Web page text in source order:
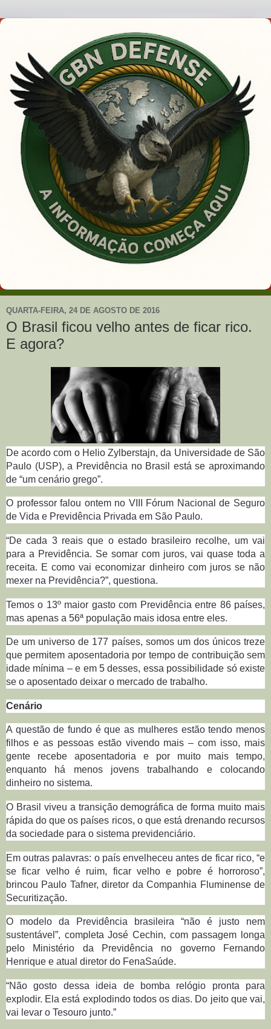
QUARTA-FEIRA, 24 DE AGOSTO DE 2016
O Brasil ficou velho antes de ficar rico.
E agora?
De acordo com o Helio Zylberstajn, da Universidade de São
Paulo (USP), a Previdência no Brasil está se aproximando
de “um cenário grego”.
O professor falou ontem no VIII Fórum Nacional de Seguro
de Vida e Previdência Privada em São Paulo.
“De cada 3 reais que o estado brasileiro recolhe, um vai
para a Previdência. Se somar com juros, vai quase toda a
receita. E como vai economizar dinheiro com juros se não
mexer na Previdência?”, questiona.
Temos o 13º maior gasto com Previdência entre 86 países,
mas apenas a 56ª população mais idosa entre eles.
De um universo de 177 países, somos um dos únicos treze
que permitem aposentadoria por tempo de contribuição sem
idade mínima – e em 5 desses, essa possibilidade só existe
se o aposentado deixar o mercado de trabalho.
Cenário
A questão de fundo é que as mulheres estão tendo menos
filhos e as pessoas estão vivendo mais – com isso, mais
gente recebe aposentadoria e por muito mais tempo,
enquanto há menos jovens trabalhando e colocando
dinheiro no sistema.
O Brasil viveu a transição demográfica de forma muito mais
rápida do que os países ricos, o que está drenando recursos
da sociedade para o sistema previdenciário.
Em outras palavras: o país envelheceu antes de ficar rico, “e
se ficar velho é ruim, ficar velho e pobre é horroroso”,
brincou Paulo Tafner, diretor da Companhia Fluminense de
Securitização.
O modelo da Previdência brasileira “não é justo nem
sustentável”, completa José Cechin, com passagem longa
pelo Ministério da Previdência no governo Fernando
Henrique e atual diretor do FenaSaúde.
“Não gosto dessa ideia de bomba relógio pronta para
explodir. Ela está explodindo todos os dias. Do jeito que vai,
vai levar o Tesouro junto.”